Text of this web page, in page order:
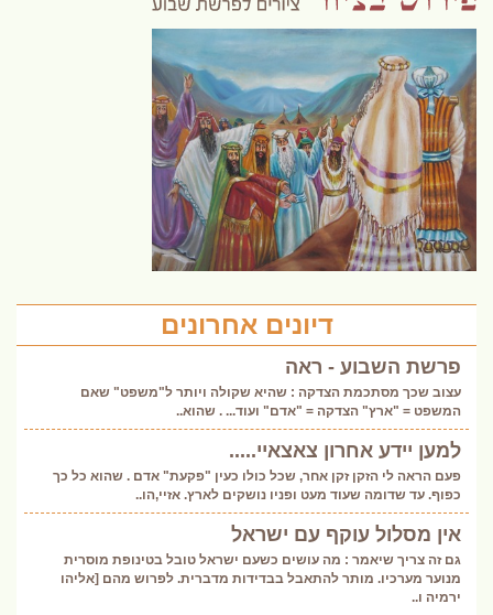
דיונים אחרונים
פרשת השבוע - ראה
עצוב שכך מסתכמת הצדקה : שהיא שקולה ויותר ל"משפט" שאם
המשפט = "ארץ" הצדקה = "אדם" ועוד... . שהוא..
למען יידע אחרון צאצאיי.....
פעם הראה לי הזקן זקן אחר, שכל כולו כעין "פקעת" אדם . שהוא כל כך
כפוף. עד שדומה שעוד מעט ופניו נושקים לארץ. אזיי,הו..
אין מסלול עוקף עם ישראל
גם זה צריך שיאמר : מה עושים כשעם ישראל טובל בטינופת מוסרית
מנוער מערכיו. מותר להתאבל בבדידות מדברית. לפרוש מהם [אליהו
ירמיה ו..